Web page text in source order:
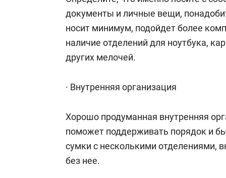
документы и личные вещи,
носит минимум, подойдет более
наличие отделений для ноутбука,
других мелочей.
· Внутренняя организация
Хорошо продуманная внутренняя
поможет поддерживать порядок и
сумки с несколькими отделениями,
без нее.